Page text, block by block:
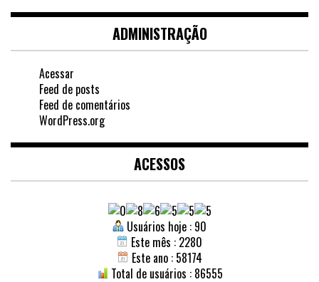
ADMINISTRAÇÃO
Acessar
Feed de posts
Feed de comentários
WordPress.org
ACESSOS
Usuários hoje : 90
Este mês : 2280
Este ano : 58174
Total de usuários : 86555